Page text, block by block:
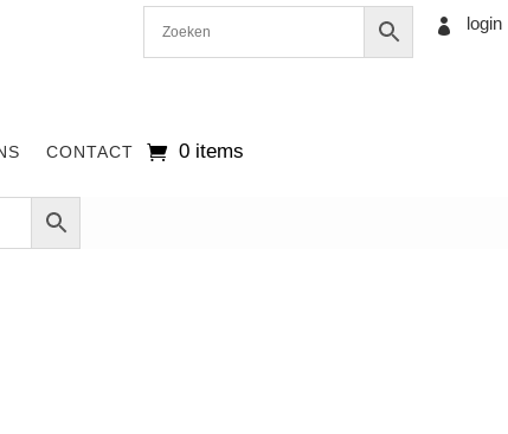
CONTACT 0 items
 login